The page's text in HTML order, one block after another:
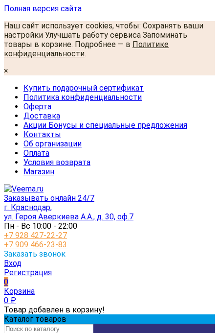
Полная версия сайта
Наш сайт использует cookies, чтобы: Сохранять ваши
настройки Улучшать работу сервиса Запоминать
товары в корзине. Подробнее — в Политике
конфиденциальности.
×
Купить подарочный сертификат
Политика конфиденциальности
Оферта
Доставка
Акции Бонусы и специальные предложения
Контакты
Об организации
Оплата
Условия возврата
Магазин
Заказывать онлайн 24/7
г. Краснодар,
ул. Героя Аверкиева А.А., д. 30, оф.7
Пн - Вс 10:00 - 22:00
+7 928 427-22-27
+7 909 466-23-83
Заказать звонок
Вход
Регистрация
0
Корзина
0 ₽
Товар добавлен в корзину!
Каталог товаров